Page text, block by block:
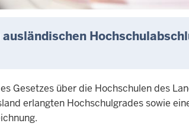
Gesetzes über die Hochschulen des
erlangten Hochschulgrades sowie